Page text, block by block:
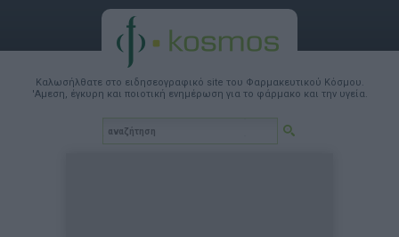
Καλωσήλθατε στο ειδησεογραφικό site του Φαρμακευτικού Κόσμου.
'Αμεση, έγκυρη και ποιοτική ενημέρωση για το φάρμακο και την υγεία.